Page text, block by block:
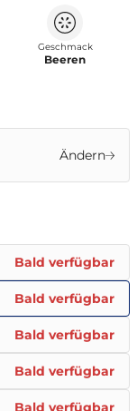
Geschmack
Beeren
Ändern
Bald verfügbar
Bald verfügbar
Bald verfügbar
Bald verfügbar
Bald verfügbar